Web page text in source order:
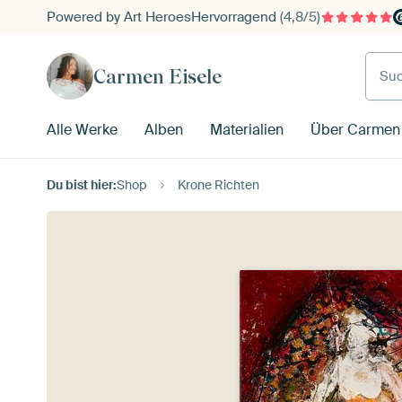
Powered by Art HeroesHervorragend (4,8/5)
Carmen Eisele
Alle Werke Alben Materialien Über
Du bist hier:Shop Krone Richten